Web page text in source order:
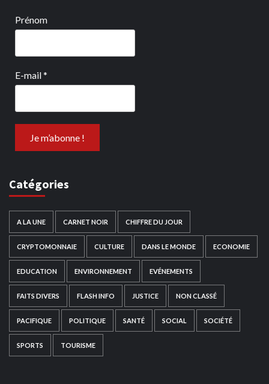
Prénom
E-mail*
Catégories
A LA UNE CARNET NOIR CHIFFRE DU JOUR
CRYPTOMONNAIE CULTURE DANS LE MONDE ECONOMIE
EDUCATION ENVIRONNEMENT EVÉNEMENTS
FAITS DIVERS FLASH INFO JUSTICE NON CLASSÉ
PACIFIQUE POLITIQUE SANTÉ SOCIAL SOCIÉTÉ
SPORTS TOURISME